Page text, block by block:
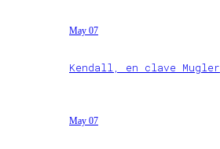
May 07
Kendall, en clave Mugler
May 07